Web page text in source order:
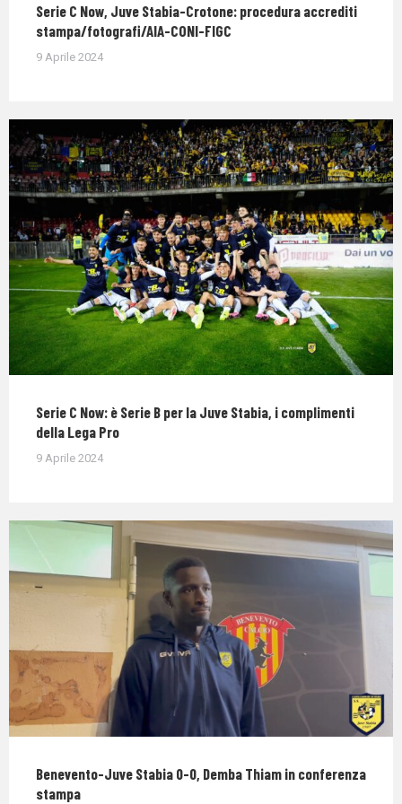
Serie C Now, Juve Stabia-Crotone: procedura accrediti
stampa/fotografi/AIA-CONI-FIGC
9 Aprile 2024
Serie C Now: è Serie B per la Juve Stabia, i complimenti
della Lega Pro
9 Aprile 2024
Benevento-Juve Stabia 0-0, Demba Thiam in conferenza
stampa